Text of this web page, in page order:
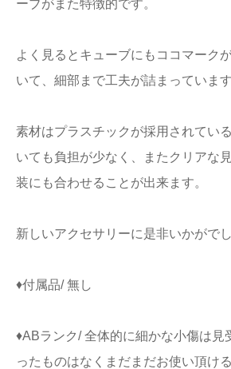
ーブがまた特徴的です。
よく見るとキューブにもココマーク
いて、細部まで工夫が詰まっています
素材はプラスチックが採用されてい
いても負担が少なく、またクリアな
装にも合わせることが出来ます。
新しいアクセサリーに是非いかがでし
♦付属品/ 無し
♦ABランク/ 全体的に細かな小傷は見
ったものはなくまだまだお使い頂け